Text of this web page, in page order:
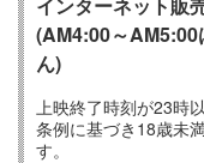
(AM4:00～AM5:00
ん)
上映終了時刻が23時
条例に基づき18歳未
す。